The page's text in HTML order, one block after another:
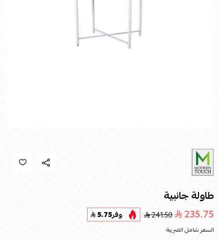
طاولة جانبية
235.75
241.50 وفر5.75
السعر شامل الضريبة